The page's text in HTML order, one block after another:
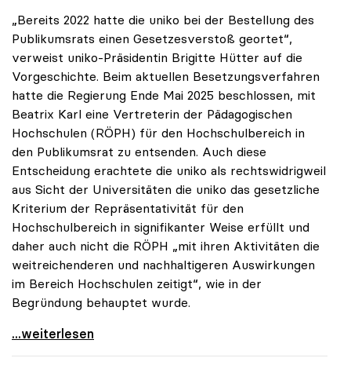
„Bereits 2022 hatte die uniko bei der Bestellung des
Publikumsrats einen Gesetzesverstoß geortet“,
verweist uniko-Präsidentin Brigitte Hütter auf die
Vorgeschichte. Beim aktuellen Besetzungsverfahren
hatte die Regierung Ende Mai 2025 beschlossen, mit
Beatrix Karl eine Vertreterin der Pädagogischen
Hochschulen (RÖPH) für den Hochschulbereich in
den Publikumsrat zu entsenden. Auch diese
Entscheidung erachtete die uniko als rechtswidrigweil
aus Sicht der Universitäten die uniko das gesetzliche
Kriterium der Repräsentativität für den
Hochschulbereich in signifikanter Weise erfüllt und
daher auch nicht die RÖPH „mit ihren Aktivitäten die
weitreichenderen und nachhaltigeren Auswirkungen
im Bereich Hochschulen zeitigt“, wie in der
Begründung behauptet wurde.
ORF-Publikumsrat: Regierung entsendet nun doch
...weiterlesen